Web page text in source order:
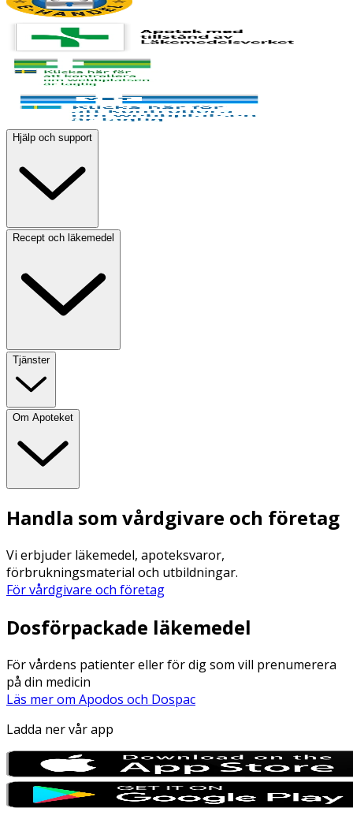
Hjälp och support
Recept och läkemedel
Tjänster
Om Apoteket
Handla som vårdgivare och företag
Vi erbjuder läkemedel, apoteksvaror,
förbrukningsmaterial och utbildningar.
För vårdgivare och företag
Dosförpackade läkemedel
För vårdens patienter eller för dig som vill prenumerera
på din medicin
Läs mer om Apodos och Dospac
Ladda ner vår app